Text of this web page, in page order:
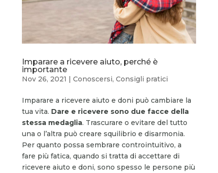
Imparare a ricevere aiuto, perché è
importante
Nov 26, 2021 | Conoscersi, Consigli pratici
Imparare a ricevere aiuto e doni può cambiare la
tua vita. Dare e ricevere sono due facce della
stessa medaglia. Trascurare o evitare del tutto
una o l’altra può creare squilibrio e disarmonia.
Per quanto possa sembrare controintuitivo, a
fare più fatica, quando si tratta di accettare di
ricevere aiuto e doni, sono spesso le persone più